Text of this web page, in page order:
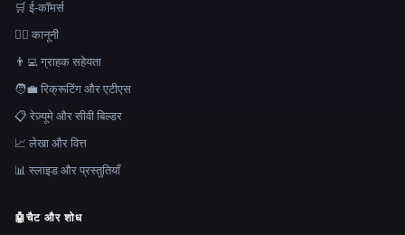
🛒 ई-कॉमर्स
👩‍⚖️ कानूनी
👨‍💻 ग्राहक सहेयता
🧑‍💼 रिक्रूटिंग और एटीएस
📋 रेज़्यूमे और सीवी बिल्डर
📈 लेखा और वित्त
📊 स्लाइड और प्रस्तुतियाँ
🤖चैट और शोध